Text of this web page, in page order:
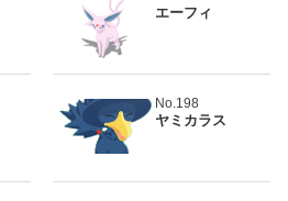
エーフィ
No.198
ヤミカラス